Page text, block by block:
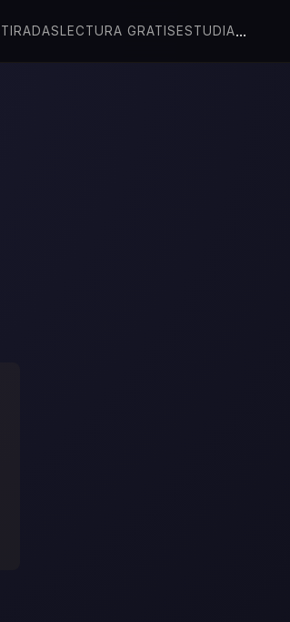
TIRADAS LECTURA GRATIS ESTUDIA...